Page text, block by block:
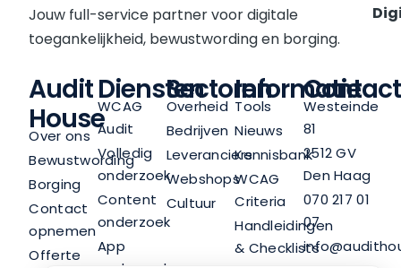
Jouw full-service partner voor digitale
toegankelijkheid, bewustwording en borging.
Audit
House
Over ons
Bewustwording
Borging
Contact
opnemen
Offerte
Diensten
WCAG
Audit
Volledig
onderzoek
Content
onderzoek
App
Sectoren
Overheid
Bedrijven
Leveranciers
Webshops
Cultuur
Informatie
Tools
Nieuws
Kennisbank
WCAG
Criteria
Handleidingen
& Checklists
Contact
Westeinde
81
2512 GV
Den Haag
070 217 01
07